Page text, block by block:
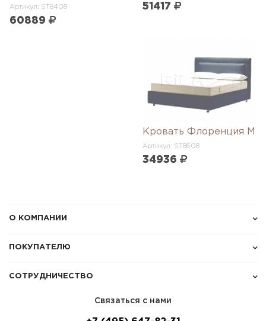
Артикул: ST8408
60889
51417
Кровать Флоренция М
Артикул: ST8608
34936
О КОМПАНИИ
ПОКУПАТЕЛЮ
СОТРУДНИЧЕСТВО
Связаться с нами